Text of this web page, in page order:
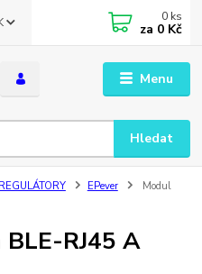
Menu
Hledat
0 ks
za 0 Kč
EPever
Modul
RJ45 A